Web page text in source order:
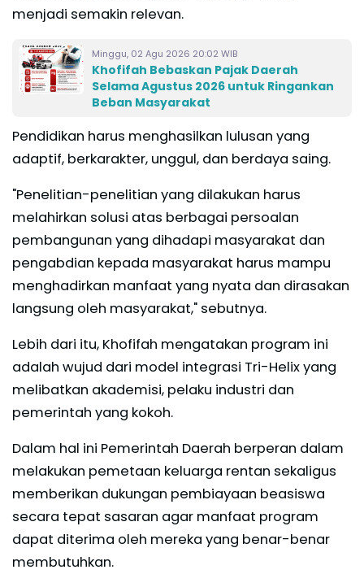
menjadi semakin relevan.
Minggu, 02 Agu 2026 20:02 WIB
Khofifah Bebaskan Pajak Daerah
Selama Agustus 2026 untuk Ringankan
Beban Masyarakat
Pendidikan harus menghasilkan lulusan yang
adaptif, berkarakter, unggul, dan berdaya saing.
"Penelitian-penelitian yang dilakukan harus
melahirkan solusi atas berbagai persoalan
pembangunan yang dihadapi masyarakat dan
pengabdian kepada masyarakat harus mampu
menghadirkan manfaat yang nyata dan dirasakan
langsung oleh masyarakat," sebutnya.
Lebih dari itu, Khofifah mengatakan program ini
adalah wujud dari model integrasi Tri-Helix yang
melibatkan akademisi, pelaku industri dan
pemerintah yang kokoh.
Dalam hal ini Pemerintah Daerah berperan dalam
melakukan pemetaan keluarga rentan sekaligus
memberikan dukungan pembiayaan beasiswa
secara tepat sasaran agar manfaat program
dapat diterima oleh mereka yang benar-benar
membutuhkan.